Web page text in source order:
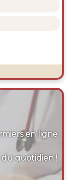
en ligne
quotidien !